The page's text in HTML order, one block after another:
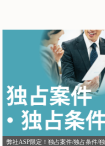
弊社ASP限定！独占案件/独占条件/独